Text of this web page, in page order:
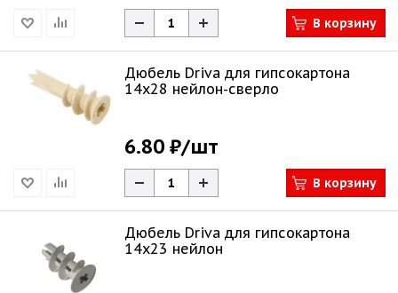
В корзину
Дюбель Driva для гипсокартона
14х28 нейлон-сверло
6.80 ₽/шт
В корзину
Дюбель Driva для гипсокартона
14х23 нейлон